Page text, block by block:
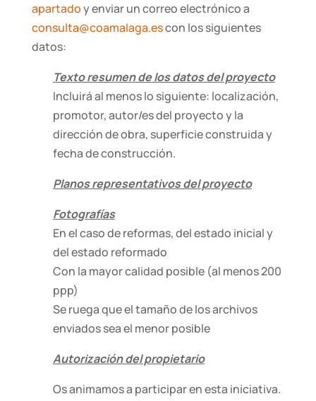
apartadoy enviar un correo electrónico a
consulta@coamalaga.escon los siguientes
datos:
Texto resumen de los datos del proyecto
Incluirá al menos lo siguiente: localización,
promotor, autor/es del proyecto y la
dirección de obra, superficie construida y
fecha de construcción.
Planos representativos del proyecto
Fotografías
En el caso de reformas, del estado inicial y
del estado reformado
Con la mayor calidad posible (al menos 200
ppp)
Se ruega que el tamaño de los archivos
enviados sea el menor posible
Autorización del propietario
Os animamos a participar en esta iniciativa.